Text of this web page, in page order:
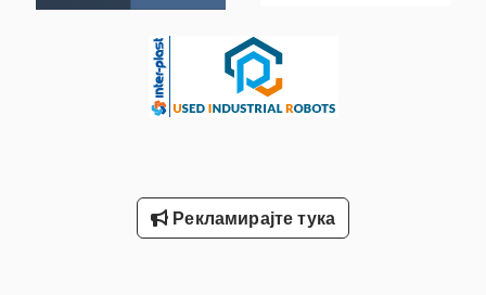
Рекламирајте тука